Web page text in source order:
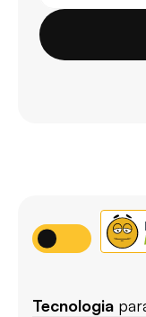
Tecnologia